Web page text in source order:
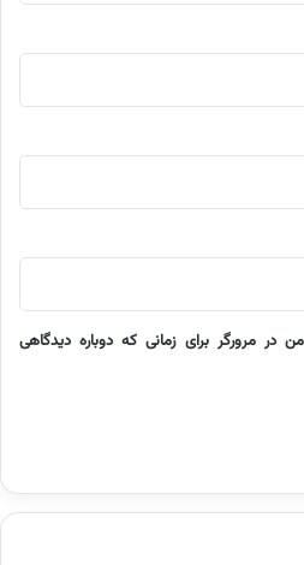
در مرورگر برای زمانی که دوباره دیدگاهی